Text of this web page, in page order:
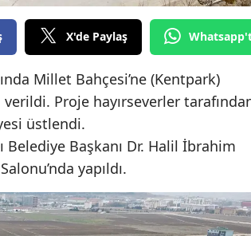
Elazığ
Erzincan
Erzurum
Gaziantep
Gümüşhane
X'de Paylaş
Millet Bahçesi’ne (Kentpark)
Proje hayırseverler
üstlendi.
Belediye Başkanı Dr. Halil İbrahim
yapıldı.